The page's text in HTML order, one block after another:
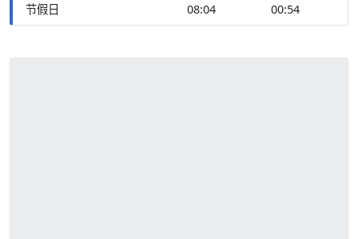
节假日 08:04 00:54